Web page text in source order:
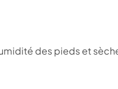
des pieds et